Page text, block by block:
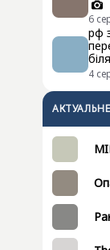
6
рф
4
АКТУАЛЬНЕ